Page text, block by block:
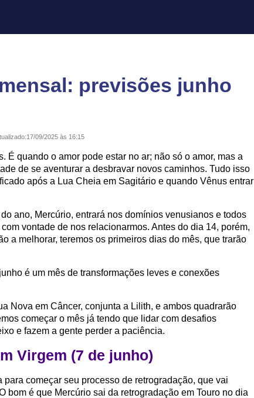
previsões junho
17/09/2025 às 16:15
É quando o amor pode estar no ar; não só o amor, mas a
de se aventurar a desbravar novos caminhos. Tudo isso
após a Lua Cheia em Sagitário e quando Vênus entrar
ano, Mercúrio, entrará nos domínios venusianos e todos
vontade de nos relacionarmos. Antes do dia 14, porém,
a melhorar, teremos os primeiros dias do mês, que trarão
é um mês de transformações leves e conexões
Nova em Câncer, conjunta a Lilith, e ambos quadrarão
começar o mês já tendo que lidar com desafios
e fazem a gente perder a paciência.
Virgem (7 de junho)
para começar seu processo de retrogradação, que vai
bom é que Mercúrio sai da retrogradação em Touro no dia